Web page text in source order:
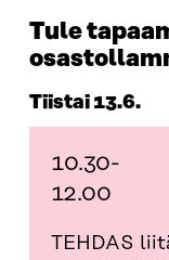
Tule
Tiistai 13.6.
10.30-
12.00
TEHDAS